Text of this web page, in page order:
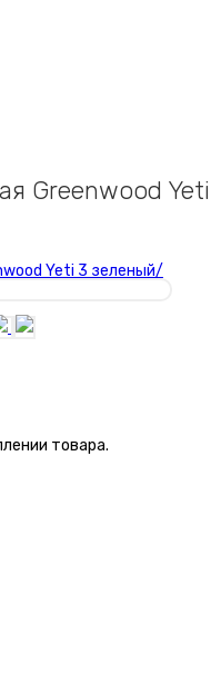
Greenwood Yeti
товара.